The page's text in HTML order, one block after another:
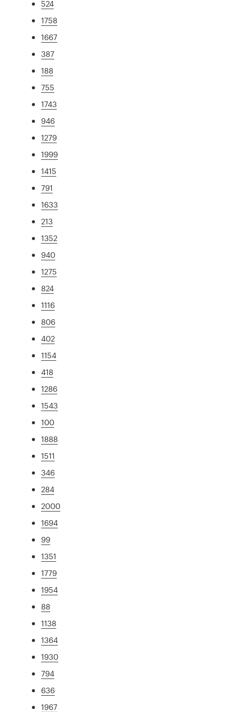
524
1758
1667
387
188
755
1743
946
1279
1999
1415
791
1633
213
1352
940
1275
824
1116
806
402
1154
418
1286
1543
100
1888
1511
346
284
2000
1694
99
1351
1779
1954
88
1138
1364
1930
794
636
1967